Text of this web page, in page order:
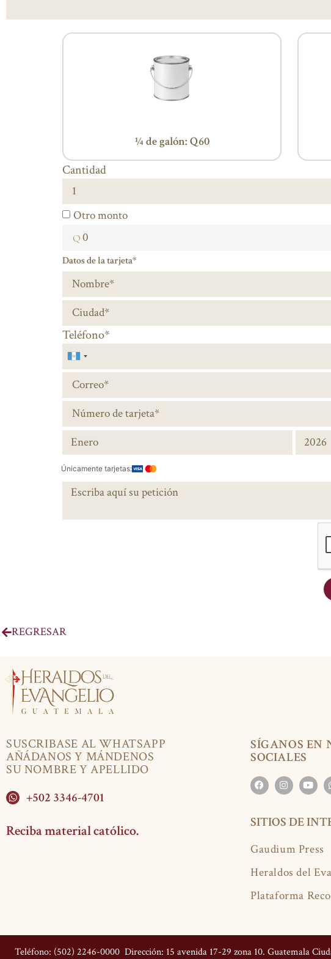
¼ de galón: Q60
Cantidad
Otro monto
Datos de la tarjeta*
Teléfono*
Guatemala
+502
Únicamente tarjetas:
REGRESAR
SUSCRIBASE AL WHATSAPP
AÑÁDANOS Y MÁNDENOS
SU NOMBRE Y APELLIDO
+502 3346-4701
Reciba material católico.
SÍGANOS EN
SOCIALES
SITIOS DE
Gaudium Press
Heraldos del
Plataforma
Teléfono: (502) 2246-0000 Dirección: 15 avenida 17-29 zona 10. Guatemala